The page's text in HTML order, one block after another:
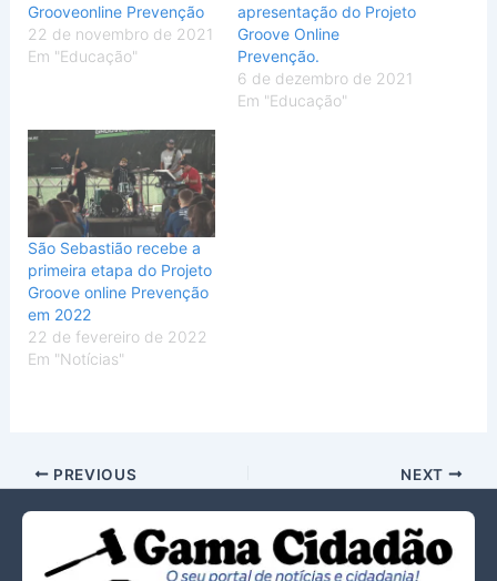
Grooveonline Prevenção
22 de novembro de 2021
Em "Educação"
apresentação do Projeto
Groove Online
Prevenção.
6 de dezembro de 2021
Em "Educação"
São Sebastião recebe a
primeira etapa do Projeto
Groove online Prevenção
em 2022
22 de fevereiro de 2022
Em "Notícias"
PREVIOUS NEXT